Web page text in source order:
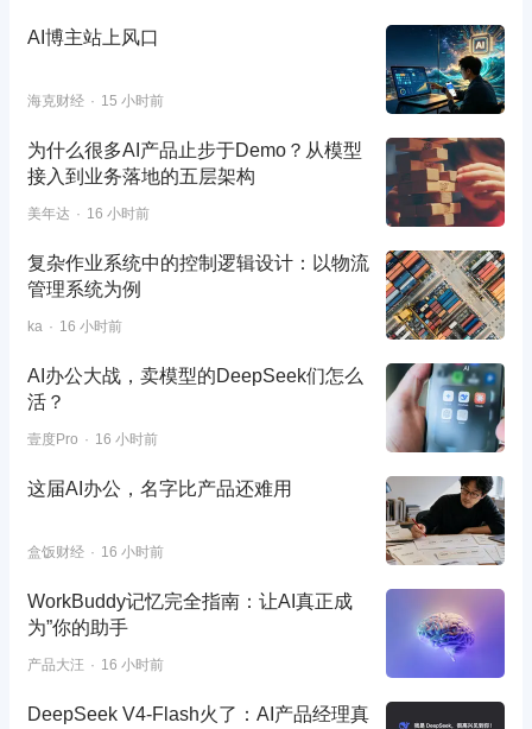
AI博主站上风口
海克财经 15 小时前
为什么很多AI产品止步于Demo？从模型
接入到业务落地的五层架构
美年达 16 小时前
复杂作业系统中的控制逻辑设计：以物流
管理系统为例
ka 16 小时前
AI办公大战，卖模型的DeepSeek们怎么
活？
壹度Pro 16 小时前
这届AI办公，名字比产品还难用
盒饭财经 16 小时前
WorkBuddy记忆完全指南：让AI真正成
为”你的助手
产品大汪 16 小时前
DeepSeek V4-Flash火了：AI产品经理真